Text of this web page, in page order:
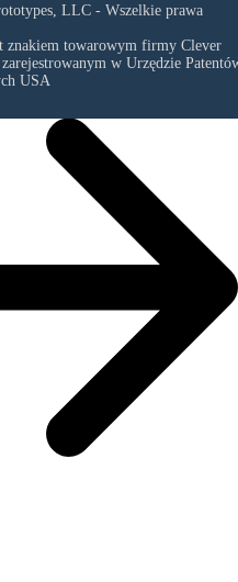
LLC - Wszelkie prawa
znakiem towarowym firmy Clever
w Urzędzie
USA